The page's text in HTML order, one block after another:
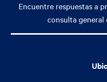
635-637 W. Duarte Rd.
Arcadia, CA 91007
Contact Me & Apply
Encuentre respuestas a
consulta general